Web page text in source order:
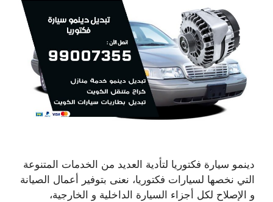
دينمو سيارة فكتوريا لتأدية العديد من الخدمات المتنوعة
التي نخصها لسيارات فكتوريا، نعنى بتوفير أعمال الصيانة
و الإصلاح لكل أجزاء السيارة الداخلية و الخارجية،